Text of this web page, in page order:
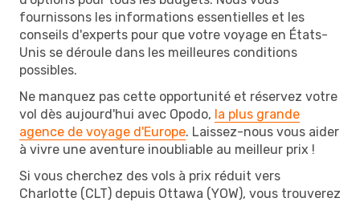
fournissons les informations essentielles et les
conseils d'experts pour que votre voyage en États-
Unis se déroule dans les meilleures conditions
possibles.
Ne manquez pas cette opportunité et réservez votre
vol dès aujourd'hui avec Opodo, la plus grande
agence de voyage d'Europe. Laissez-nous vous aider
à vivre une aventure inoubliable au meilleur prix !
Si vous cherchez des vols à prix réduit vers
Charlotte (CLT) depuis Ottawa (YOW), vous trouverez